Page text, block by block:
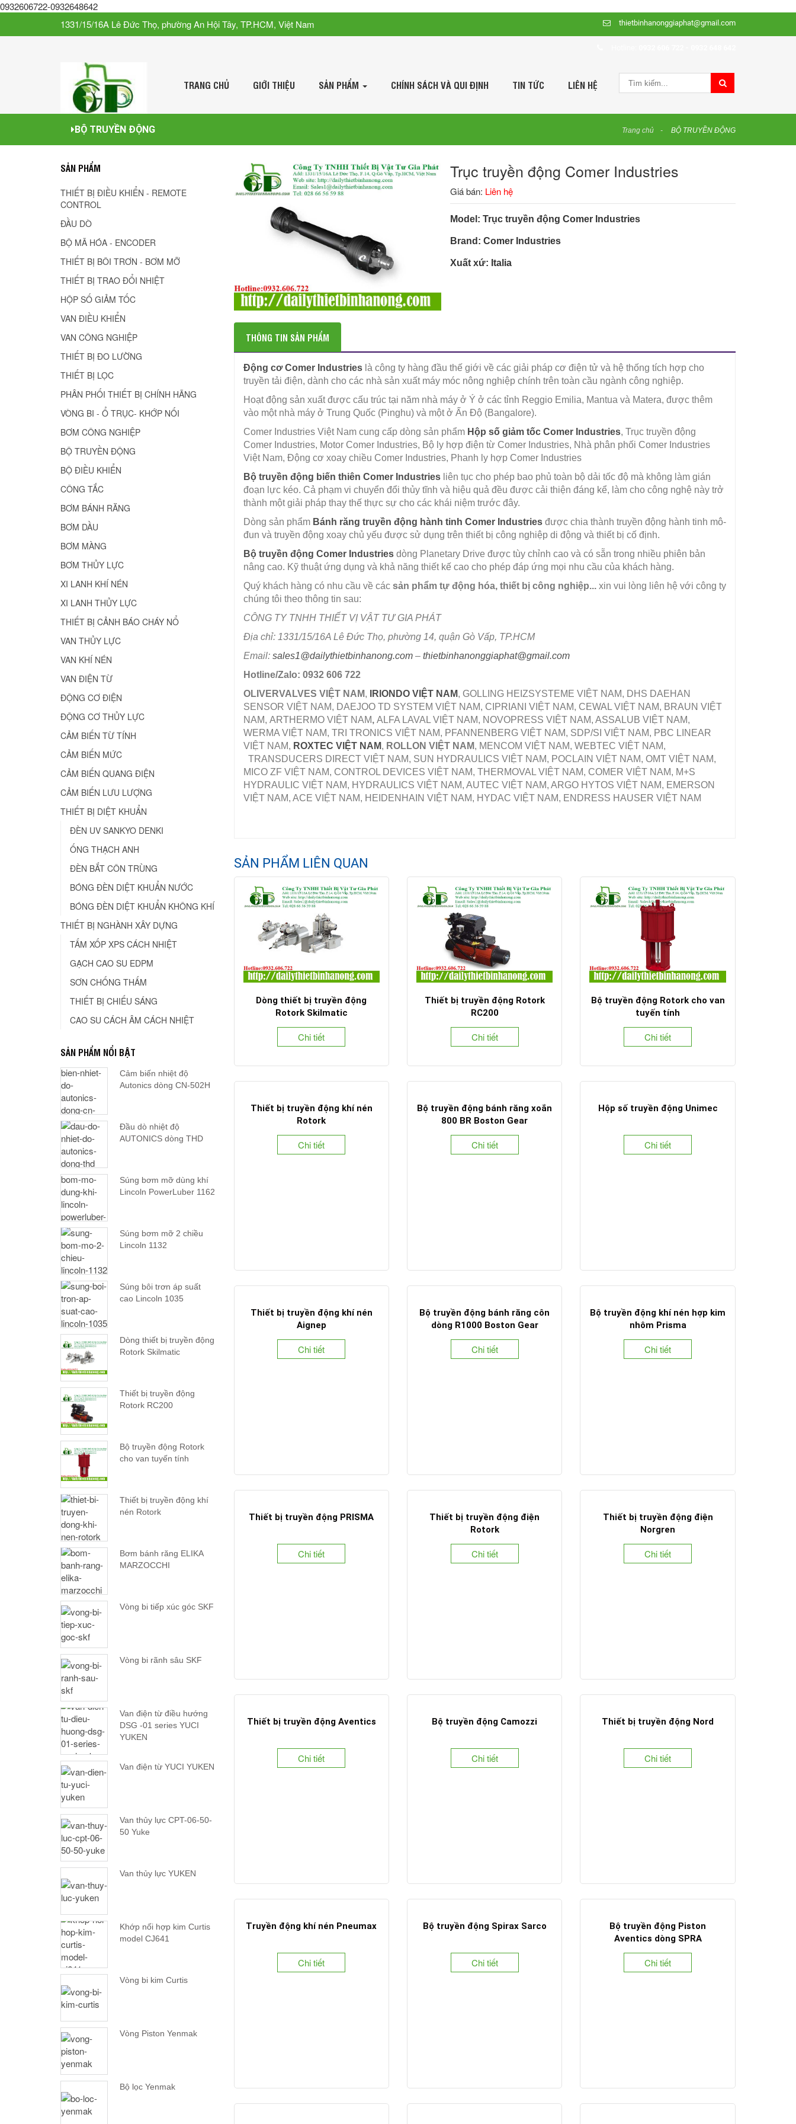
0932606722-0932648642
1331/15/16A Lê Đức Thọ, phường An Hội Tây, TP.HCM, Việt Nam
thietbinhanonggiaphat@gmail.com
TRANG CHỦ GIỚI THIỆU SẢN PHẨM CHÍNH SÁCH VÀ QUI ĐỊNH TIN TỨC LIÊN HỆ
BỘ TRUYỀN ĐỘNG Trang chủ BỘ TRUYỀN ĐỘNG
Trục truyền động Comer Industries
Giá bán: Liên hệ
Model: Trục truyền độngComer Industries
Brand:Comer Industries
Xuất xứ: Italia
THÔNG TIN SẢN PHẨM
Động cơ Comer Industrieslà công ty hàng đầu thế giới về các giải pháp cơ điện tử và hệ thống tích hợp cho
truyền tải điện, dành cho các nhà sản xuất máy móc nông nghiệp chính trên toàn cầu ngành công nghiệp.
Hoạt động sản xuất được cấu trúc tại năm nhà máy ở Ý ở các tỉnh Reggio Emilia, Mantua và Matera, được thêm
vào một nhà máy ở Trung Quốc (Pinghu) và một ở Ấn Độ (Bangalore).
Comer Industries Việt Nam cung cấp dòng sản phẩm Hộp số giảm tốc Comer Industries, Trục truyền động
Comer Industries, Motor Comer Industries, Bộ ly hợp điện từ Comer Industries, Nhà phân phối Comer Industries
Việt Nam, Động cơ xoay chiều Comer Industries, Phanh ly hợp Comer Industries
Bộ truyền động biến thiên Comer Industriesliên tục cho phép bao phủ toàn bộ dải tốc độ mà không làm gián
đoạn lực kéo. Cả phạm vi chuyển đổi thủy tĩnh và hiệu quả đều được cải thiện đáng kể, làm cho công nghệ này trở
thành một giải pháp thay thế thực sự cho các khái niệm trước đây.
Dòng sản phẩm Bánh răng truyền động hành tinh Comer Industriesđược chia thành truyền động hành tinh mô-
đun và truyền động xoay chủ yếu được sử dụng trên thiết bị công nghiệp di động và thiết bị cố định.
Bộ truyền động Comer Industriesdòng Planetary Drive được tùy chỉnh cao và có sẵn trong nhiều phiên bản
nâng cao. Kỹ thuật ứng dụng và khả năng thiết kế cao cho phép đáp ứng mọi nhu cầu của khách hàng.
Quý khách hàng có nhu cầu về các sản phẩm tự động hóa, thiết bị công nghiệp...xin vui lòng liên hệ với công ty
chúng tôi theo thông tin sau:
CÔNG TY TNHH THIẾT VỊ VẬT TƯ GIA PHÁT
Địa chỉ: 1331/15/16A Lê Đức Thọ, phường 14, quận Gò Vấp, TP.HCM
Email: sales1@dailythietbinhanong.com– thietbinhanonggiaphat@gmail.com
Hotline/Zalo: 0932 606 722
OLIVERVALVES VIỆT NAM, IRIONDO VIỆT NAM, GOLLING HEIZSYSTEME VIỆT NAM, DHS DAEHAN
SENSOR VIỆT NAM, DAEJOO TD SYSTEM VIỆT NAM, CIPRIANI VIỆT NAM, CEWAL VIỆT NAM, BRAUN VIỆT
NAM, ARTHERMO VIỆT NAM,ALFA LAVAL VIỆT NAM, NOVOPRESS VIỆT NAM, ASSALUB VIỆT NAM,
WERMA VIỆT NAM, TRI TRONICS VIỆT NAM, PFANNENBERG VIỆT NAM, SDP/SI VIỆT NAM, PBC LINEAR
VIỆT NAM, ROXTEC VIỆT NAM, ROLLON VIỆT NAM, MENCOM VIỆT NAM, WEBTEC VIỆT NAM,
TRANSDUCERS DIRECT VIỆT NAM, SUN HYDRAULICS VIỆT NAM, POCLAIN VIỆT NAM, OMT VIỆT NAM,
MICO ZF VIỆT NAM, CONTROL DEVICES VIỆT NAM, THERMOVAL VIỆT NAM, COMER VIỆT NAM, M+S
HYDRAULIC VIỆT NAM, HYDRAULICS VIỆT NAM, AUTEC VIỆT NAM, ARGO HYTOS VIỆT NAM, EMERSON
VIỆT NAM, ACE VIỆT NAM, HEIDENHAIN VIỆT NAM, HYDAC VIỆT NAM, ENDRESS HAUSER VIỆT NAM
SẢN PHẨM LIÊN QUAN
Dòng thiết bị truyền động
Rotork Skilmatic
Chi tiết
Thiết bị truyền động Rotork
RC200
Chi tiết
Bộ truyền động Rotork cho van
tuyến tính
Chi tiết
Thiết bị truyền động khí nén
Rotork
Chi tiết
Bộ truyền động bánh răng xoắn
800 BR Boston Gear
Chi tiết
Hộp số truyền động Unimec
Chi tiết
Thiết bị truyền động khí nén
Aignep
Chi tiết
Bộ truyền động bánh răng côn
dòng R1000 Boston Gear
Chi tiết
Bộ truyền động khí nén hợp kim
nhôm Prisma
Chi tiết
Thiết bị truyền động PRISMA
Chi tiết
Thiết bị truyền động điện
Rotork
Chi tiết
Thiết bị truyền động điện
Norgren
Chi tiết
Thiết bị truyền động Aventics
Chi tiết
Bộ truyền động Camozzi
Chi tiết
Thiết bị truyền động Nord
Chi tiết
Truyền động khí nén Pneumax
Chi tiết
Bộ truyền động Spirax Sarco
Chi tiết
Bộ truyền động Piston
Aventics dòng SPRA
Chi tiết
SẢN PHẨM
THIẾT BỊ ĐIỀU KHIỂN - REMOTE
CONTROL
ĐẦU DÒ
BỘ MÃ HÓA - ENCODER
THIẾT BỊ BÔI TRƠN - BƠM MỠ
THIẾT BỊ TRAO ĐỔI NHIỆT
HỘP SỐ GIẢM TỐC
VAN ĐIỀU KHIỂN
VAN CÔNG NGHIỆP
THIẾT BỊ ĐO LƯỜNG
THIẾT BỊ LỌC
PHÂN PHỐI THIẾT BỊ CHÍNH HÃNG
VÒNG BI - Ổ TRỤC- KHỚP NỐI
BƠM CÔNG NGHIỆP
BỘ TRUYỀN ĐỘNG
BỘ ĐIỀU KHIỂN
CÔNG TẮC
BƠM BÁNH RĂNG
BƠM DẦU
BƠM MÀNG
BƠM THỦY LỰC
XI LANH KHÍ NÉN
XI LANH THỦY LỰC
THIẾT BỊ CẢNH BÁO CHÁY NỔ
VAN THỦY LỰC
VAN KHÍ NÉN
VAN ĐIỆN TỪ
ĐỘNG CƠ ĐIỆN
ĐỘNG CƠ THỦY LỰC
CẢM BIẾN TỪ TÍNH
CẢM BIẾN MỨC
CẢM BIẾN QUANG ĐIỆN
CẢM BIẾN LƯU LƯỢNG
THIẾT BỊ DIỆT KHUẨN
ĐÈN UV SANKYO DENKI
ỐNG THẠCH ANH
ĐÈN BẮT CÔN TRÙNG
BÓNG ĐÈN DIỆT KHUẨN NƯỚC
BÓNG ĐÈN DIỆT KHUẨN KHÔNG KHÍ
THIẾT BỊ NGHÀNH XÂY DỰNG
TẤM XỐP XPS CÁCH NHIỆT
GẠCH CAO SU EDPM
SƠN CHỐNG THẤM
THIẾT BỊ CHIẾU SÁNG
CAO SU CÁCH ÂM CÁCH NHIỆT
SẢN PHẨM NỔI BẬT
Cảm biến nhiệt độ
Autonics dòng CN-502H
Đầu dò nhiệt độ
AUTONICS dòng THD
Súng bơm mỡ dùng khí
Lincoln PowerLuber 1162
Súng bơm mỡ 2 chiều
Lincoln 1132
Súng bôi trơn áp suất
cao Lincoln 1035
Dòng thiết bị truyền động
Rotork Skilmatic
Thiết bị truyền động
Rotork RC200
Bộ truyền động Rotork
cho van tuyến tính
Thiết bị truyền động khí
nén Rotork
Bơm bánh răng ELIKA
MARZOCCHI
Vòng bi tiếp xúc góc SKF
Vòng bi rãnh sâu SKF
Van điện từ điều hướng
DSG -01 series YUCI
YUKEN
Van điện từ YUCI YUKEN
Van thủy lực CPT-06-50-
50 Yuke
Van thủy lực YUKEN
Khớp nối hợp kim Curtis
model CJ641
Vòng bi kim Curtis
Vòng Piston Yenmak
Bộ lọc Yenmak